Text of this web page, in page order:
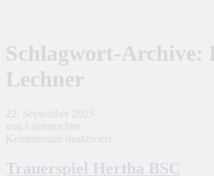
Schlagwort-Archive:
Lechner
22. September 2025
von Linienrichter
Kommentare deaktiviert
Hertha
Trauerspiel Hertha BSC